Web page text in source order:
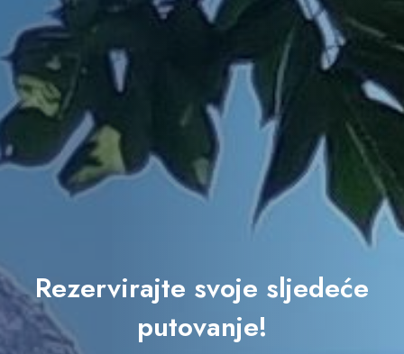
Rezervirajte svoje sljedeće
putovanje!